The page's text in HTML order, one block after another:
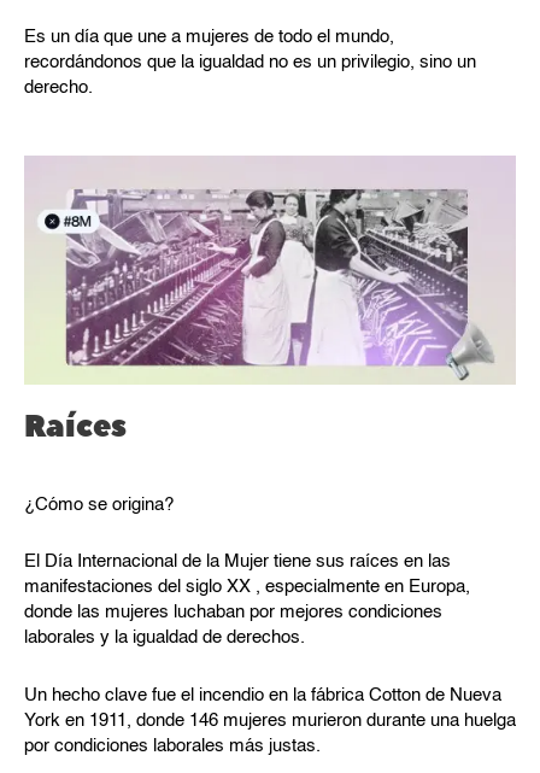
Es un día que une a mujeres de todo el mundo,
recordándonos que la igualdad no es un privilegio, sino un
derecho.
Raíces
¿Cómo se origina?
El Día Internacional de la Mujer tiene sus raíces en las
manifestaciones del siglo XX , especialmente en Europa,
donde las mujeres luchaban por mejores condiciones
laborales y la igualdad de derechos.
Un hecho clave fue el incendio en la fábrica Cotton de Nueva
York en 1911, donde 146 mujeres murieron durante una huelga
por condiciones laborales más justas.